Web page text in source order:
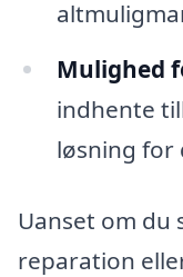
Mulighed
indhente
løsning for
Uanset om du
reparation